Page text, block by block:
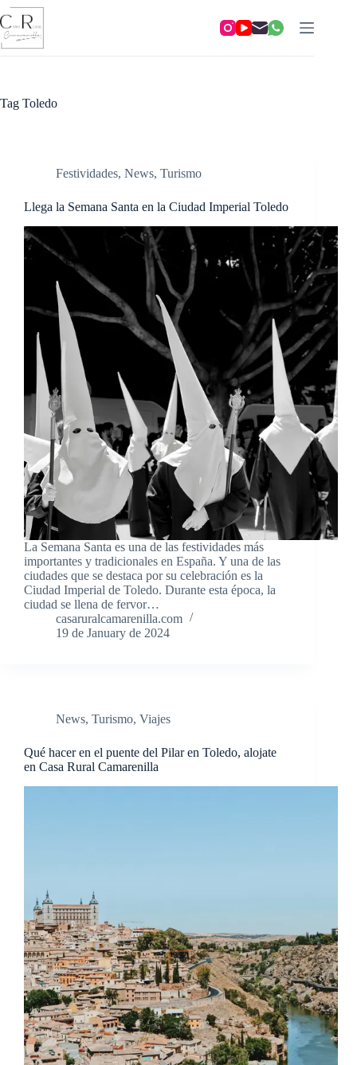
Skip
to
content
Tag Toledo
Festividades, News, Turismo
Llega la Semana Santa en la Ciudad Imperial Toledo
La Semana Santa es una de las festividades más
importantes y tradicionales en España. Y una de las
ciudades que se destaca por su celebración es la
Ciudad Imperial de Toledo. Durante esta época, la
ciudad se llena de fervor…
casaruralcamarenilla.com
19 de January de 2024
News, Turismo, Viajes
Qué hacer en el puente del Pilar en Toledo, alojate
en Casa Rural Camarenilla